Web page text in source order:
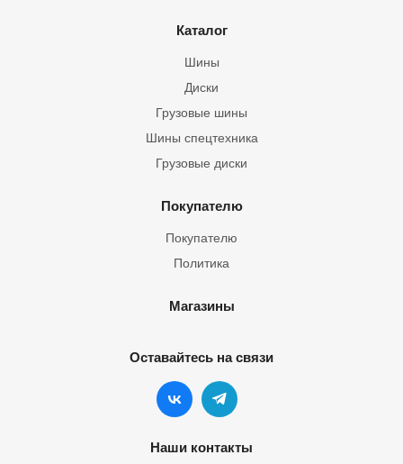
Каталог
Шины
Грузовые шины
Шины спецтехника
Диски
Грузовые диски
Покупателю
Покупателю
Политика
Магазины
Оставайтесь на связи
Наши контакты